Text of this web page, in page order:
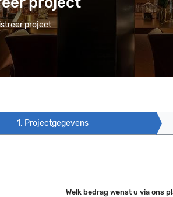
project
1. Projectgegevens
Welk bedrag wenst u via ons